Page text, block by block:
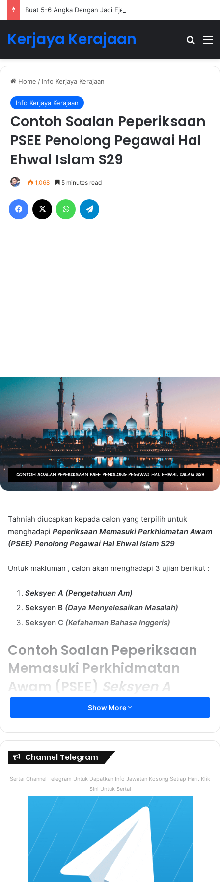
Buat 5-6 Angka Dengan Jadi Ejen Hartanah
Kerjaya Kerajaan
Home / Info Kerjaya Kerajaan
Info Kerjaya Kerajaan
Contoh Soalan Peperiksaan
PSEE Penolong Pegawai Hal
Ehwal Islam S29
1,068 5 minutes read
Facebook WhatsApp
Tahniah diucapkan kepada calon yang terpilih untuk
menghadapi Peperiksaan Memasuki Perkhidmatan Awam
(PSEE) Penolong Pegawai Hal Ehwal Islam S29
Untuk makluman , calon akan menghadapi 3 ujian berikut :
Seksyen A (Pengetahuan Am)
Seksyen B (Daya Menyelesaikan Masalah)
Seksyen C (Kefahaman Bahasa Inggeris)
Contoh Soalan Peperiksaan
Memasuki Perkhidmatan
Awam (PSEE) Seksyen A
berkaitan negara.
Bilakah Negara Kita Merdeka ?
B) 31 Ogos 1960
C) 31 Ogos 1970
D) 31 Ogos 1975
2. Berapakah Prinsip Rukun Negara ?
Show More
Channel Telegram
Sertai Channel Telegram Untuk Dapatkan Info Jawatan Kosong Setiap Hari. Klik
Sini Untuk Sertai